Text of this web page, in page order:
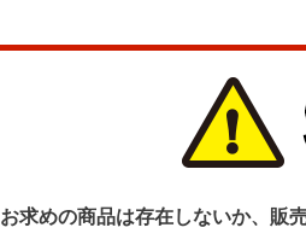
お求めの商品は存在しないか、販